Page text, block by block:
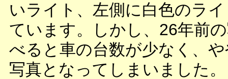
いライト、左側に白色のラ
ています。しかし、26年前
べると車の台数が少なく、
写真となってしまいました。